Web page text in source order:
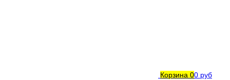
Корзина 00 руб